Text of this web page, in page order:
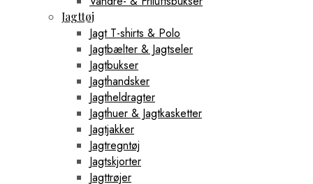
Jagttøj
Jagt T-shirts & Polo
Jagtbælter & Jagtseler
Jagtbukser
Jagthandsker
Jagtheldragter
Jagthuer & Jagtkasketter
Jagtjakker
Jagtregntøj
Jagtskjorter
Jagttrøjer